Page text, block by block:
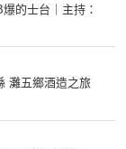
的士台｜主持：
灘五鄉酒造之旅